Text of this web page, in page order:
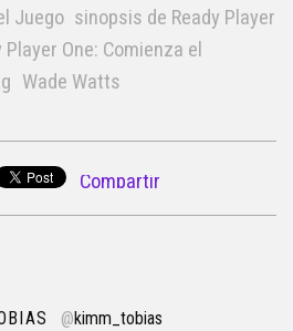
Juego sinopsis de Ready Player
One: Comienza el
Wade Watts
Compartir
@kimm_tobias